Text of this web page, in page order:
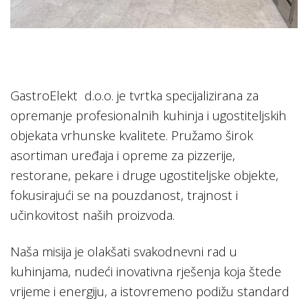
GastroElekt d.o.o. je tvrtka specijalizirana za
opremanje profesionalnih kuhinja i ugostiteljskih
objekata vrhunske kvalitete. Pružamo širok
asortiman uređaja i opreme za pizzerije,
restorane, pekare i druge ugostiteljske objekte,
fokusirajući se na pouzdanost, trajnost i
učinkovitost naših proizvoda.
Naša misija je olakšati svakodnevni rad u
kuhinjama, nudeći inovativna rješenja koja štede
vrijeme i energiju, a istovremeno podižu standard